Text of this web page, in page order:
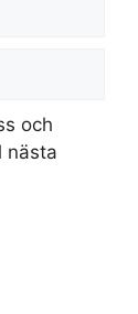
och
nästa